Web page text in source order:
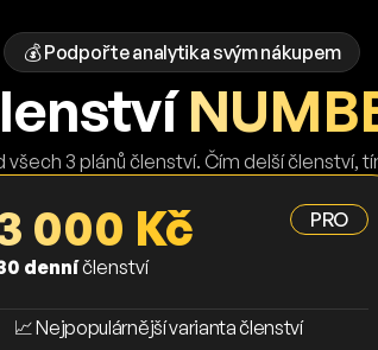
💰 Podpořte analytika svým nákupem
3 plánů členství. Čím delší členství,
PRO
000 Kč
denníčlenství
📈 Nejpopulárnější varianta členství